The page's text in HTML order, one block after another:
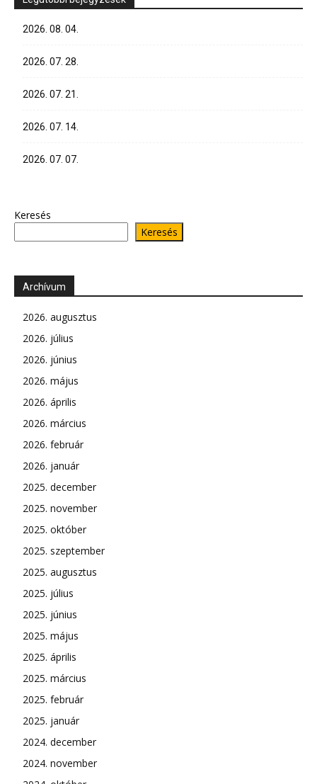
2026. 08. 04.
2026. 07. 28.
2026. 07. 21.
2026. 07. 14.
2026. 07. 07.
Keresés
Keresés
Archívum
2026. augusztus
2026. július
2026. június
2026. május
2026. április
2026. március
2026. február
2026. január
2025. december
2025. november
2025. október
2025. szeptember
2025. augusztus
2025. július
2025. június
2025. május
2025. április
2025. március
2025. február
2025. január
2024. december
2024. november